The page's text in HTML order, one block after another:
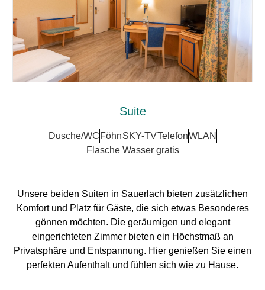
Suite
Dusche/WC FöhnSKY-TVTelefonWLAN
Flasche Wasser gratis
Unsere beiden Suiten in Sauerlach bieten zusätzlichen
Komfort und Platz für Gäste, die sich etwas Besonderes
gönnen möchten. Die geräumigen und elegant
eingerichteten Zimmer bieten ein Höchstmaß an
Privatsphäre und Entspannung. Hier genießen Sie einen
perfekten Aufenthalt und fühlen sich wie zu Hause.